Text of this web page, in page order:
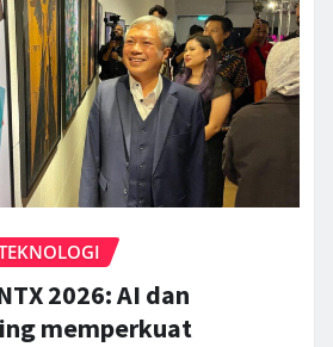
2026: AI dan
memperkuat